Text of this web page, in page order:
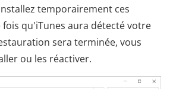
temporairement ces
qu'iTunes aura détecté votre
sera terminée, vous
ou les réactiver.